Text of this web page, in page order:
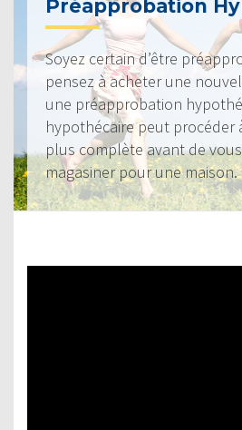
Préapprobation
Soyez certain d’être
pensez à acheter une
une préapprobation
hypothécaire peut procéder
plus complète avant de
magasiner pour une maison.